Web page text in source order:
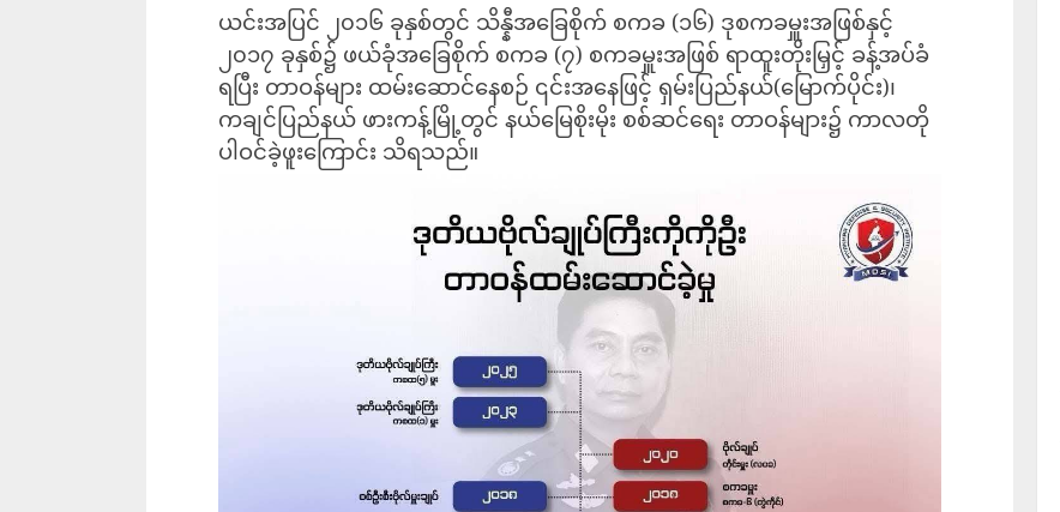
ယင်းအပြင် ၂၀၁၆ ခုနှစ်တွင် သိန္နီအခြေစိုက် စကခ (၁၆) ဒုစကခမှူးအဖြစ်နှင့်
၂၀၁၇ ခုနှစ်၌ ဖယ်ခုံအခြေစိုက် စကခ (၇) စကခမှူးအဖြစ် ရာထူးတိုးမြှင့် ခန့်အပ်ခံ
ရပြီး တာဝန်များ ထမ်းဆောင်နေစဉ် ၎င်းအနေဖြင့် ရှမ်းပြည်နယ်(မြောက်ပိုင်း)၊
ကချင်ပြည်နယ် ဖားကန့်မြို့တွင် နယ်မြေစိုးမိုး စစ်ဆင်ရေး တာဝန်များ၌ ကာလတို
ပါဝင်ခဲ့ဖူးကြောင်း သိရသည်။